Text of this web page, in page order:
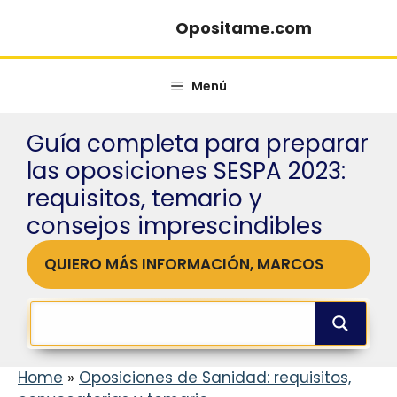
contenido
Opositame.com
Menú
Guía completa para preparar
las oposiciones SESPA 2023:
requisitos, temario y
consejos imprescindibles
QUIERO MÁS INFORMACIÓN, MARCOS
Home » Oposiciones de Sanidad: requisitos,